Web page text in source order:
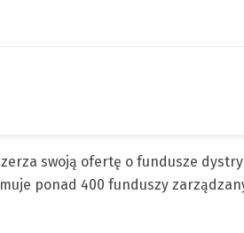
swoją ofertę o fundusze
ponad 400 funduszy